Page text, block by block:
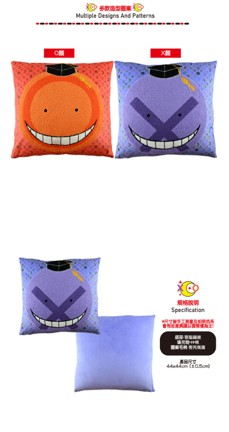
是否繳費成功／繳費後需取消欲退款等相關疑問，請聯繫「AFTEE先享後付
https://netprotections.freshdesk.com/support/home
易，需依本服務之必要範圍內提供個人資料，並將交易相關給付款項請求債
權轉讓予恩沛科技股份有限公司。
２．關於個人資料處理事宜，請瀏覽以下網址：
https://aftee.tw/terms/#terms3
３．未成年的使用者請事先徵得法定代理人或監護人之同意方可使用
「AFTEE先享後付」，若未經同意申辦者引起之損失，本公司不負相關責
任。
４．使用「AFTEE先享後付」時，將依據個別帳號之用戶狀況，依本公司即
時審查核予不同之上限額度；若仍有額度不足之情形，本公司將視審查結果
請求用戶進行身份認證。
５．嚴禁一人註冊多個帳號或使用他人資訊註冊。若發現惡意使用之情形，
恩沛科技股份有限公司將有權停止該用戶之使用額度並採取法律行動。
每筆NT$60，滿NT$499(含以上)免運費
海外宅配 查看運費